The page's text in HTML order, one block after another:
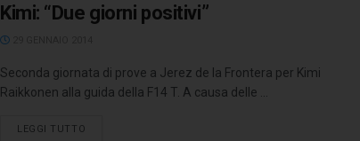
Kimi: “Due giorni positivi”
Seconda giornata di prove a Jerez de la Frontera per Kimi
Raikkonen alla guida della F14 T. A causa delle ...
LEGGI TUTTO